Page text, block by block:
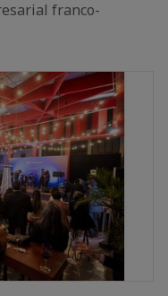
franco-